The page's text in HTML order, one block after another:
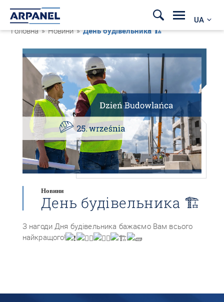
UA
Головна » Новини »День будівельника 🏗️
Новини
День будівельника 🏗️
З нагоди Дня будівельника бажаємо Вам всього
найкращого!